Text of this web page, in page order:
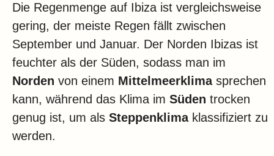
Die Regenmenge auf Ibiza ist vergleichsweise
gering, der meiste Regen fällt zwischen
September und Januar. Der Norden Ibizas ist
feuchter als der Süden, sodass man im
Norden von einem Mittelmeerklimasprechen
kann, während das Klima im Süden trocken
genug ist, um als Steppenklimaklassifiziert zu
werden.